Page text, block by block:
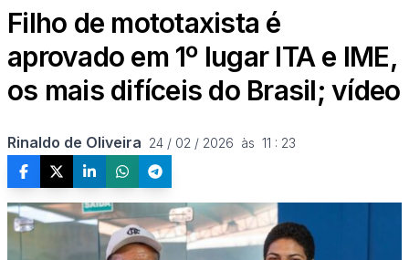
Filho de mototaxista é
aprovado em 1º lugar ITA e IME,
os mais difíceis do Brasil; vídeo
Rinaldo de Oliveira 24 / 02 / 2026  às  11 : 23